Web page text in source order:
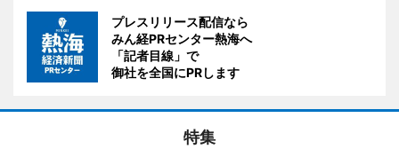
プレスリリース配信なら
みん経PRセンター熱海へ
「記者目線」で
御社を全国にPRします
特集